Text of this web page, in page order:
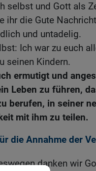
selbst und Gott als
ihr die Gute
und untadelig.
Ich war zu euch
seinen Kindern.
ermutigt und
Leben zu führen,
berufen, in seiner
mit ihm zu teilen.
die Annahme der
danken wir